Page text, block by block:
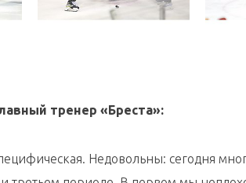
тренер «Бреста»:
Недовольны: cегодня